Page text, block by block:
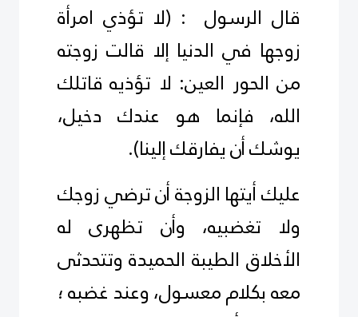
قال الرسول : (لا تؤذي امرأة
زوجها في الدنيا إلا قالت زوجته
من الحور العين: لا تؤذيه قاتلك
الله، فإنما هو عندك دخيل،
يوشك أن يفارقك إلينا).
عليك أيتها الزوجة أن ترضي زوجك
ولا تغضبيه، وأن تظهرى له
الأخلاق الطيبة الحميدة وتتحدثى
معه بكلام معسول، وعند غضبه ؛